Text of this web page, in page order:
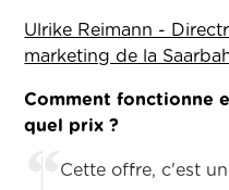
Ulrike Reimann -
marketing de la
Comment fonctionne
quel prix ?
Cette offre, c'est